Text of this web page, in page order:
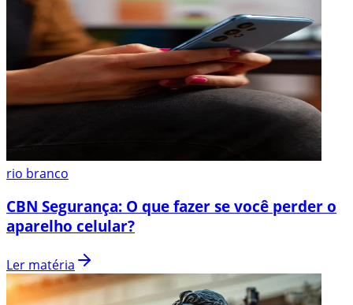
rio branco
CBN Segurança: O que fazer se você perder o
aparelho celular?
Ler matéria